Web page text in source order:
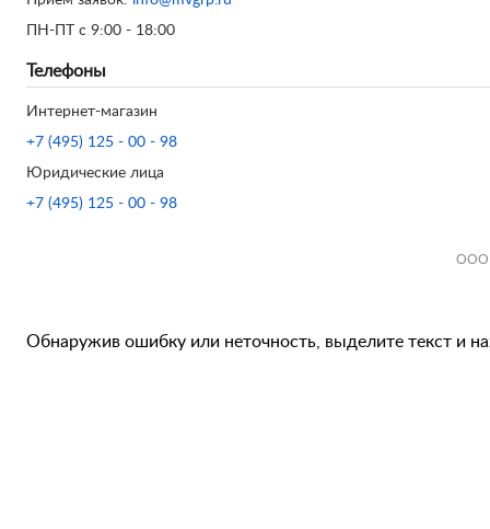
ПН-ПТ с 9:00 - 18:00
Телефоны
Интернет-магазин
+7 (495) 125 - 00 - 98
Юридические лица
+7 (495) 125 - 00 - 98
ООО
Обнаружив ошибку или неточность, выделите текст и